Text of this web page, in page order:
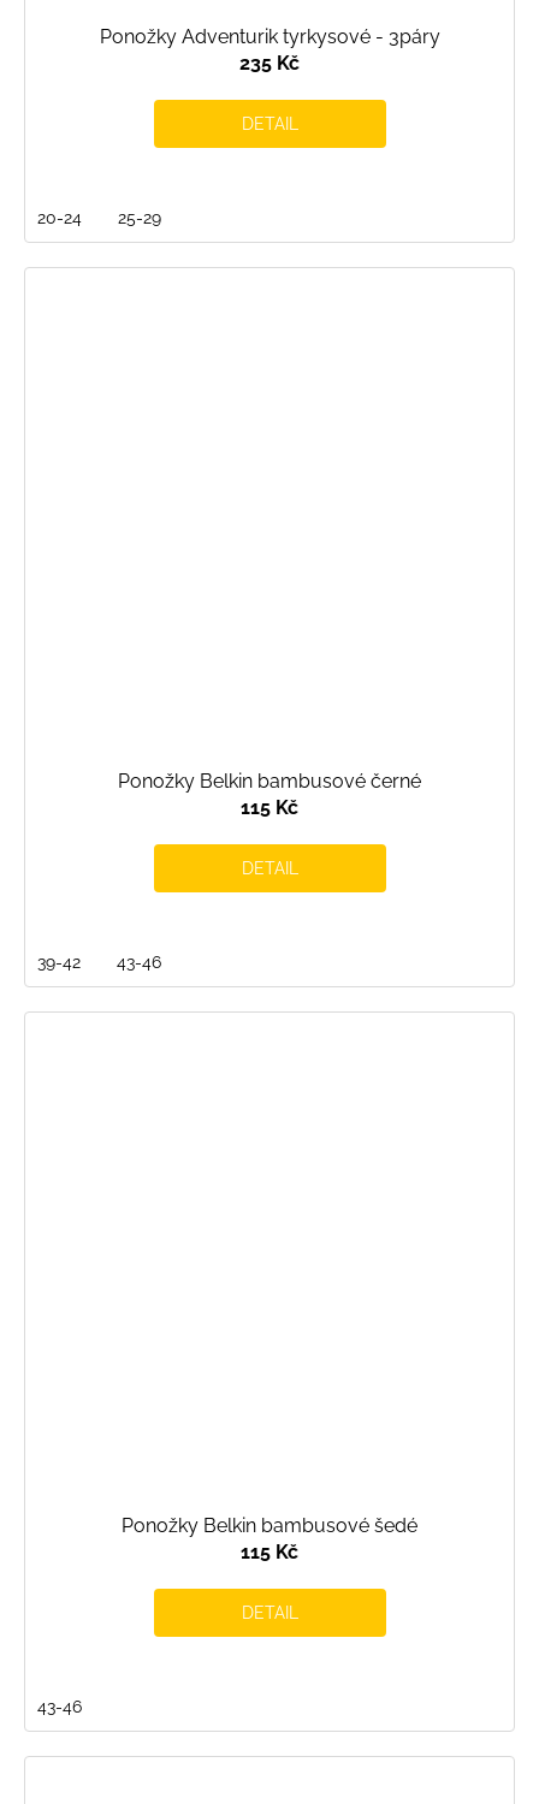
Ponožky Adventurik tyrkysové - 3páry
235 Kč
DETAIL
20-24 25-29
Ponožky Belkin bambusové černé
115 Kč
DETAIL
39-42 43-46
Ponožky Belkin bambusové šedé
115 Kč
DETAIL
43-46